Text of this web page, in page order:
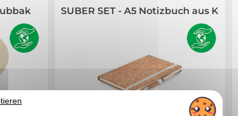
SUBER SET - A5 Notizbuch aus Kork